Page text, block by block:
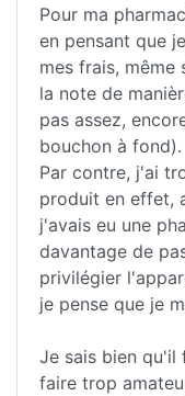
Pour ma
en pensant que
mes frais,
la note de
pas assez,
bouchon à fond).
Par contre, j'ai
produit en effet,
j'avais eu une
davantage de
privilégier
je pense que je
Je sais bien qu'il
faire trop